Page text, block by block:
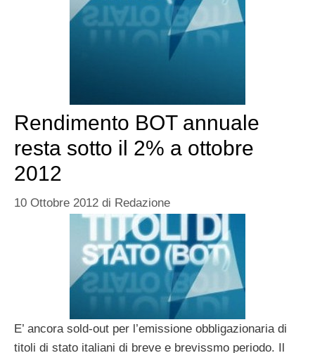
Rendimento BOT annuale
resta sotto il 2% a ottobre
2012
10 Ottobre 2012 di Redazione
E’ ancora sold-out per l’emissione obbligazionaria di
titoli di stato italiani di breve e brevissmo periodo. Il